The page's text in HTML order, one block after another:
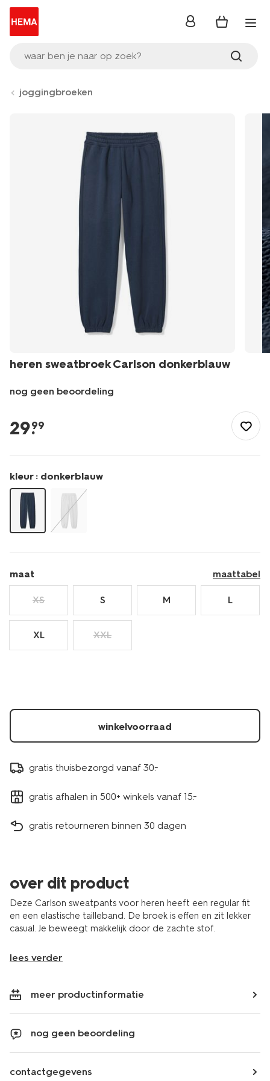
waar ben je naar op zoek?
inloggen
joggingbroeken
heren sweatbroek Carlson donkerblauw
nog geen beoordeling
sweatbroek-
carlson-
2101220DARKBLUE.html
29.
99
kleur : donkerblauw
maat maattabel
XS S M L
XL XXL
winkelvoorraad
gratis thuisbezorgd vanaf 30.-
gratis afhalen in 500+ winkels vanaf 15.-
gratis retourneren binnen 30 dagen
over dit product
Deze Carlson sweatpants voor heren heeft een regular fit
en een elastische tailleband. De broek is effen en zit lekker
casual. Je beweegt makkelijk door de zachte stof.
lees verder
meer productinformatie
nog geen beoordeling
contactgegevens